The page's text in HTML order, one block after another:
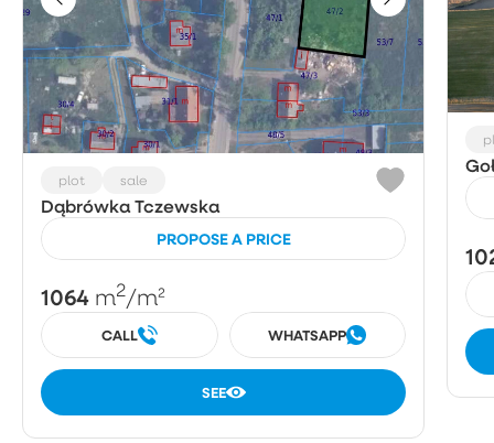
plot sale
Dąbrówka Tczewska
PROPOSE A PRICE
1064 m2/m²
CALL WHATSAPP
SEE